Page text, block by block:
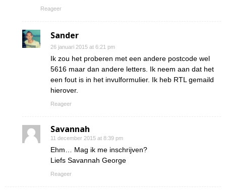
Reageer
Sander
26 januari 2015 at 6:21 pm
Ik zou het proberen met een andere postcode wel
5616 maar dan andere letters. Ik neem aan dat het
een fout is in het invulformulier. Ik heb RTL gemaild
hierover.
Reageer
Savannah
11 december 2015 at 8:39 pm
Ehm… Mag ik me inschrijven?
Liefs Savannah George
Reageer